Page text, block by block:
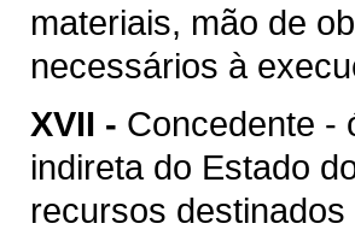
materiais, mão de
necessários à
XVII - Concedente -
indireta do Estado
recursos